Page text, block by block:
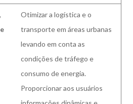
Otimizar a logística e o
transporte em áreas urbanas
levando em conta as
condições de tráfego e
consumo de energia.
Proporcionar aos usuários